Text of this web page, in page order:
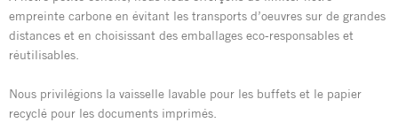
empreinte carbone en évitant les transports d’oeuvres sur de grandes
distances et en choisissant des emballages eco-responsables et
réutilisables.
Nous privilégions la vaisselle lavable pour les buffets et le papier
recyclé pour les documents imprimés.